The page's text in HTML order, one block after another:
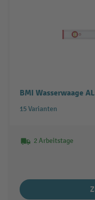
BMI Wasserwaage
15 Varianten
2 Arbeitstage